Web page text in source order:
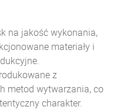
na jakość wykonania,
materiały i
z
metod wytwarzania, co
charakter.